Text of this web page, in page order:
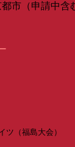
市（申請中含
ツ（福島大会）